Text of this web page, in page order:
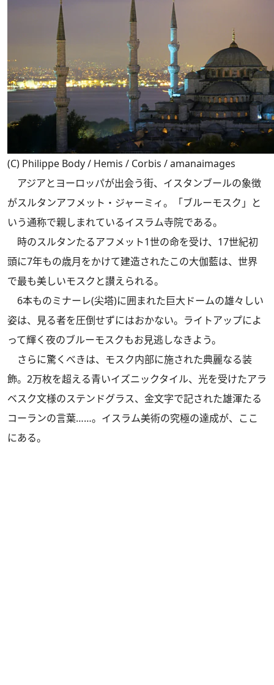
(C) Philippe Body / Hemis / Corbis / amanaimages
アジアとヨーロッパが出会う街、イスタンブールの象徴
がスルタンアフメット・ジャーミィ。「ブルーモスク」と
いう通称で親しまれているイスラム寺院である。
時のスルタンたるアフメット1世の命を受け、17世紀初
頭に7年もの歳月をかけて建造されたこの大伽藍は、世界
で最も美しいモスクと讃えられる。
6本ものミナーレ(尖塔)に囲まれた巨大ドームの雄々しい
姿は、見る者を圧倒せずにはおかない。ライトアップによ
って輝く夜のブルーモスクもお見逃しなきよう。
さらに驚くべきは、モスク内部に施された典麗なる装
飾。2万枚を超える青いイズニックタイル、光を受けたアラ
ベスク文様のステンドグラス、金文字で記された雄渾たる
コーランの言葉……。イスラム美術の究極の達成が、ここ
にある。